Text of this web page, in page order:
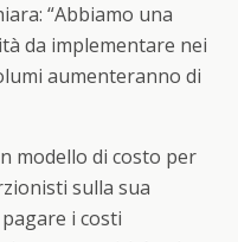
“Abbiamo una
da implementare nei
aumenteranno di
modello di costo per
sulla sua
i costi